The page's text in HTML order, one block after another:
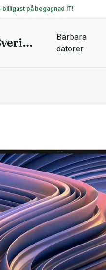
billigast på begagnad IT!
TeknikFronten Sverige AB
Bärbara
datorer